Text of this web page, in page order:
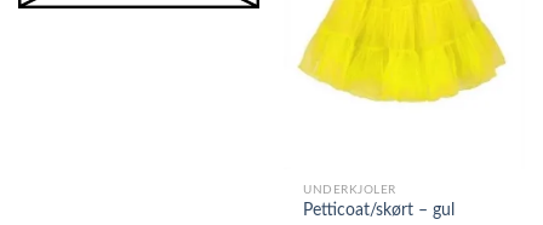
UNDERKJOLER
Petticoat/skørt – gul